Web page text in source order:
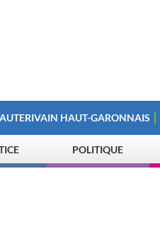
HAUT-GARONNAIS
POLITIQUE